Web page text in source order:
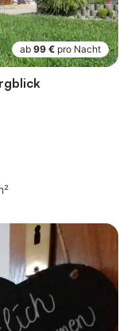
ab 99 € pro Nacht